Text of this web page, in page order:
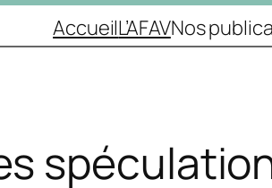
AccueilL’AFAVNos